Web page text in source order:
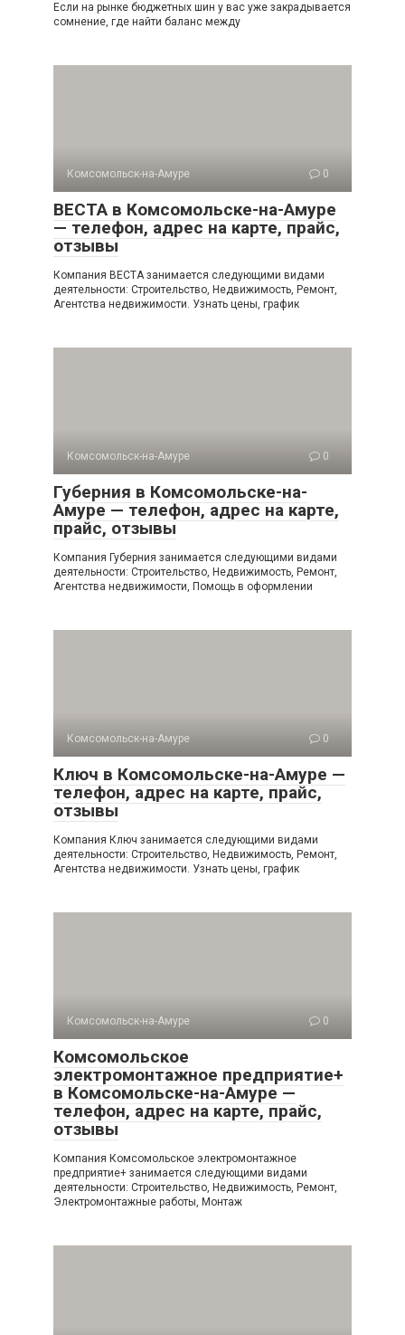
Если на рынке бюджетных шин у вас уже закрадывается
сомнение, где найти баланс между
Комсомольск-на-Амуре 0
ВЕСТА в Комсомольске-на-Амуре
— телефон, адрес на карте, прайс,
отзывы
Компания ВЕСТА занимается следующими видами
деятельности: Строительство, Недвижимость, Ремонт,
Агентства недвижимости. Узнать цены, график
Комсомольск-на-Амуре 0
Губерния в Комсомольске-на-
Амуре — телефон, адрес на карте,
прайс, отзывы
Компания Губерния занимается следующими видами
деятельности: Строительство, Недвижимость, Ремонт,
Агентства недвижимости, Помощь в оформлении
Комсомольск-на-Амуре 0
Ключ в Комсомольске-на-Амуре —
телефон, адрес на карте, прайс,
отзывы
Компания Ключ занимается следующими видами
деятельности: Строительство, Недвижимость, Ремонт,
Агентства недвижимости. Узнать цены, график
Комсомольск-на-Амуре 0
Комсомольское
электромонтажное предприятие+
в Комсомольске-на-Амуре —
телефон, адрес на карте, прайс,
отзывы
Компания Комсомольское электромонтажное
предприятие+ занимается следующими видами
деятельности: Строительство, Недвижимость, Ремонт,
Электромонтажные работы, Монтаж